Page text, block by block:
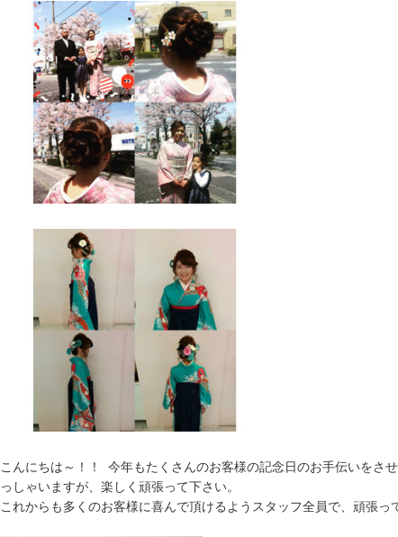
こんにちは～！！ 今年もたくさんのお客様の記念日のお手伝いをさ
っしゃいますが、楽しく頑張って下さい。
これからも多くのお客様に喜んで頂けるようスタッフ全員で、頑張っ